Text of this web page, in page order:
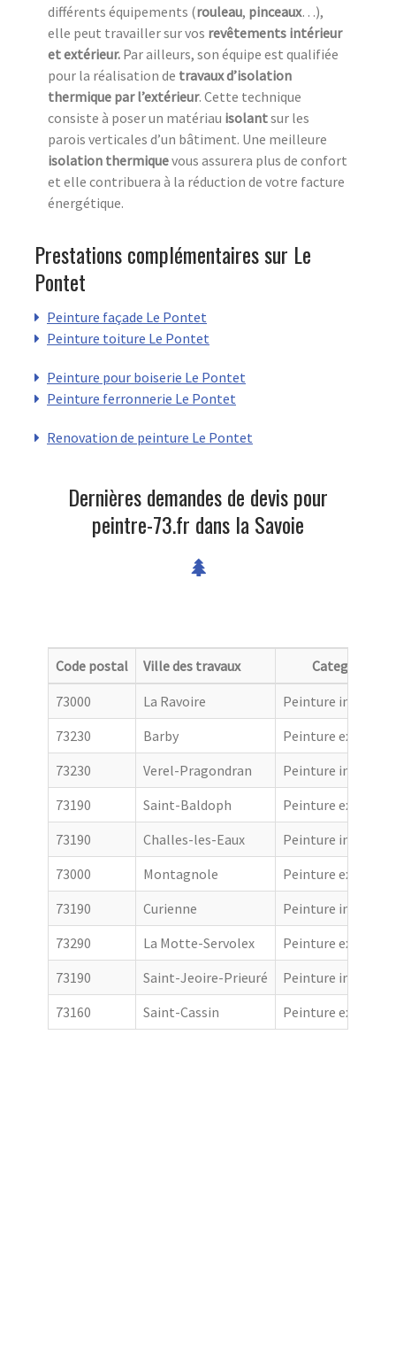
différents équipements (rouleau, pinceaux…),
elle peut travailler sur vos revêtements intérieur
et extérieur. Par ailleurs, son équipe est qualifiée
pour la réalisation de travaux d’isolation
thermique par l’extérieur. Cette technique
consiste à poser un matériau isolantsur les
parois verticales d’un bâtiment. Une meilleure
isolation thermiquevous assurera plus de confort
et elle contribuera à la réduction de votre facture
énergétique.
Prestations complémentaires sur Le
Pontet
Peinture façade Le Pontet
Peinture toiture Le Pontet
Peinture pour boiserie Le Pontet
Peinture ferronnerie Le Pontet
Renovation de peinture Le Pontet
Dernières demandes de devis pour
peintre-73.fr dans la Savoie
Code postal Ville des travaux
Categorie
73000
La Ravoire
Peinture
73230
Barby
Peinture
73230
Verel-Pragondran
Peinture
73190
Saint-Baldoph
Peinture
73190
Challes-les-Eaux
Peinture
73000
Montagnole
Peinture
73190
Curienne
Peinture
73290
La Motte-Servolex
Peinture
73190
Saint-Jeoire-Prieuré
Peinture
73160
Saint-Cassin Peinture